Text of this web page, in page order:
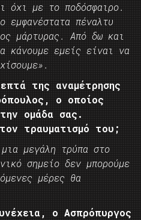
όχι με το ποδόσφαιρο.
εμφανέστατα πέναλτυ
μάρτυρας. Από δω και
κάνουμε εμείς είναι να
της αναμέτρησης
ο οποίος
ομάδα σας.
τραυματισμό του;
μεγάλη τρύπα στο
σημείο δεν μπορούμε
μέρες θα
ο Ασπρόπυργος